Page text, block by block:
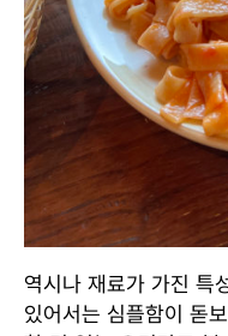
역시나 재료가 가진 특
있어서는 심플함이 돋